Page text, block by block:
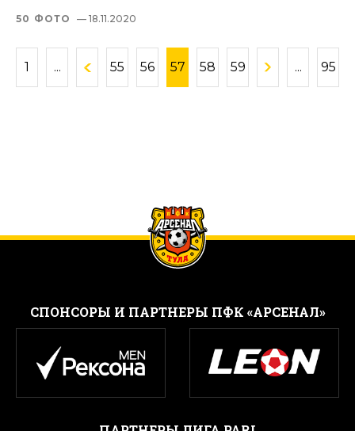
50 ФОТО — 18.11.2020
1 ... 55 56 57 58 59 ... 95
CПОНСОРЫ И ПАРТНЕРЫ ПФК «АРСЕНАЛ»